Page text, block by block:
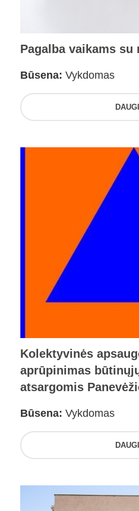
Pagalba vaikams su
Būsena: Vykdomas
Kolektyvinės
aprūpinimas
atsargomis
Būsena: Vykdomas